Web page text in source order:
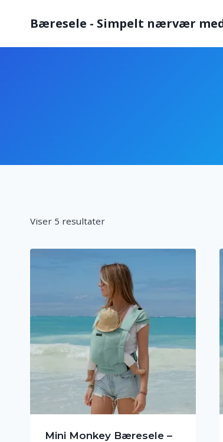
Bæresele - Simpelt nærvær
Viser 5 resultater
Mini Monkey Bæresele –